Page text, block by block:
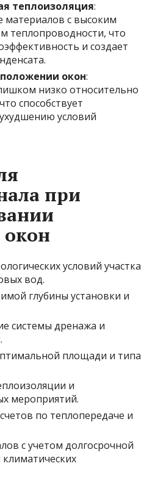
теплоизоляция:
материалов с высоким
теплопроводности, что
и создает
окон:
низко относительно
способствует
условий
при
условий участка
вод.
глубины установки и
системы дренажа и
площади и типа
и
мероприятий.
по теплопередаче и
с учетом долгосрочной